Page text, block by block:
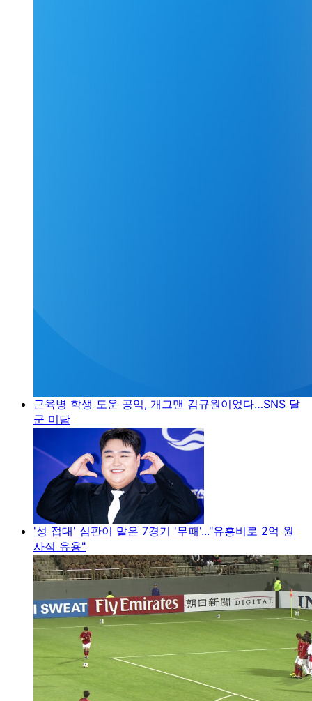
근육병 학생 도운 공익, 개그맨 김규원이었다…SNS 달
군 미담
'성 접대' 심판이 맡은 7경기 '무패'..."유흥비로 2억 원
사적 유용"